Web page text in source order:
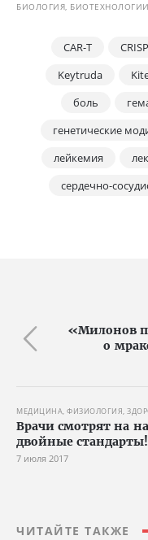
БИОЛОГИЯ, БИОТЕХНОЛОГИИ
CAR-T
Keytruda
боль
генетические
лейкемия
сердечно-
«Милонов
о
МЕДИЦИНА, ФИЗИОЛОГИЯ,
Врачи смотрят на
двойные стандарты!
7 июля 2017
ЧИТАЙТЕ ТАКЖЕ